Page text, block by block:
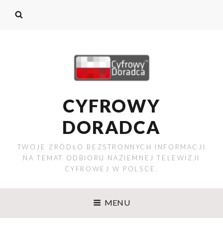
CYFROWY
DORADCA
TWOJE ŹRÓDŁO BEZSTRONNYCH INFORMACJI
NA TEMAT ODBIORU NAZIEMNEJ TELEWIZJI
CYFROWEJ W POLSCE.
MENU